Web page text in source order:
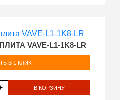
VAVE-L1-1K8-LR
В 1 КЛИК
В КОРЗИНУ